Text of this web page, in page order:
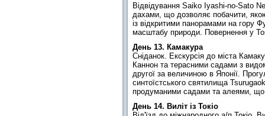
Відвідування Saiko Iyashi-no-Sato
дахами, що дозволяє побачити,
із відкритими панорамами на гору
масштабу природи. Повернення у
День 13. Камакура
Сніданок. Екскурсія до міста
Каннон та терасними садами з
другої за величиною в Японії.
синтоїстського святилища
продуманими садами та алеями, що
День 14. Виліт із Токіо